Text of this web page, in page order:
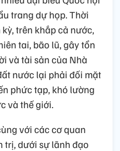
trang dự họp. Thời
trên khắp cả nước,
tai, bão lũ, gây tổn
và tài sản của Nhà
nước lại phải đối mặt
phức tạp, khó lường
và thế giới.
với các cơ quan
trị, dưới sự lãnh đạo